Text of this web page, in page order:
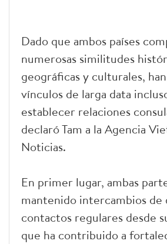
Dado que ambos países
numerosas similitudes
geográficas y culturales,
vínculos de larga data
establecer relaciones
declaró Tam a la Agencia
Noticias.
En primer lugar, ambas
mantenido intercambios de
contactos regulares desde
que ha contribuido a